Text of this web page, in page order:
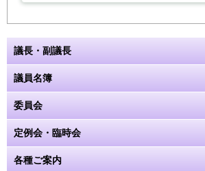
議長・副議長
議員名簿
委員会
定例会・臨時会
各種ご案内